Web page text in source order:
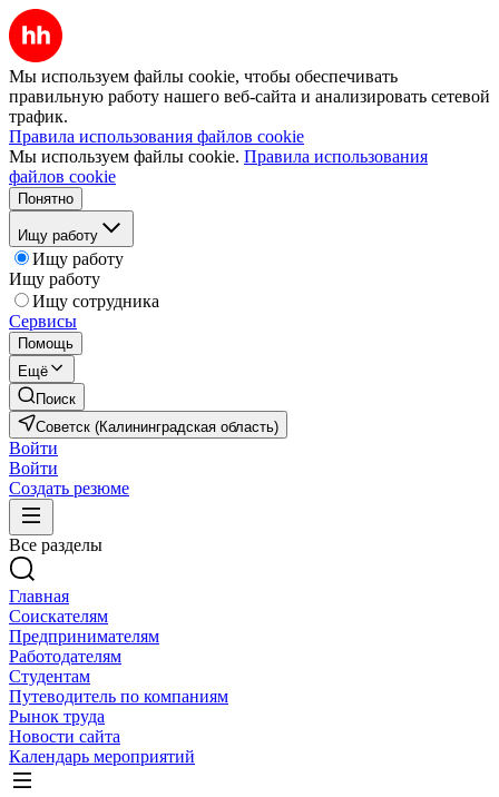
Мы используем файлы cookie, чтобы обеспечивать
правильную работу нашего веб-сайта и анализировать сетевой
трафик.
Правила использования файлов cookie
Мы используем файлы cookie. Правила использования
файлов cookie
Понятно
Ищу работу
Ищу работу
Ищу работу
Ищу сотрудника
Сервисы
Помощь
Ещё
Поиск
Советск (Калининградская область)
Войти
Войти
Создать резюме
Все разделы
Главная
Соискателям
Предпринимателям
Работодателям
Студентам
Путеводитель по компаниям
Рынок труда
Новости сайта
Календарь мероприятий